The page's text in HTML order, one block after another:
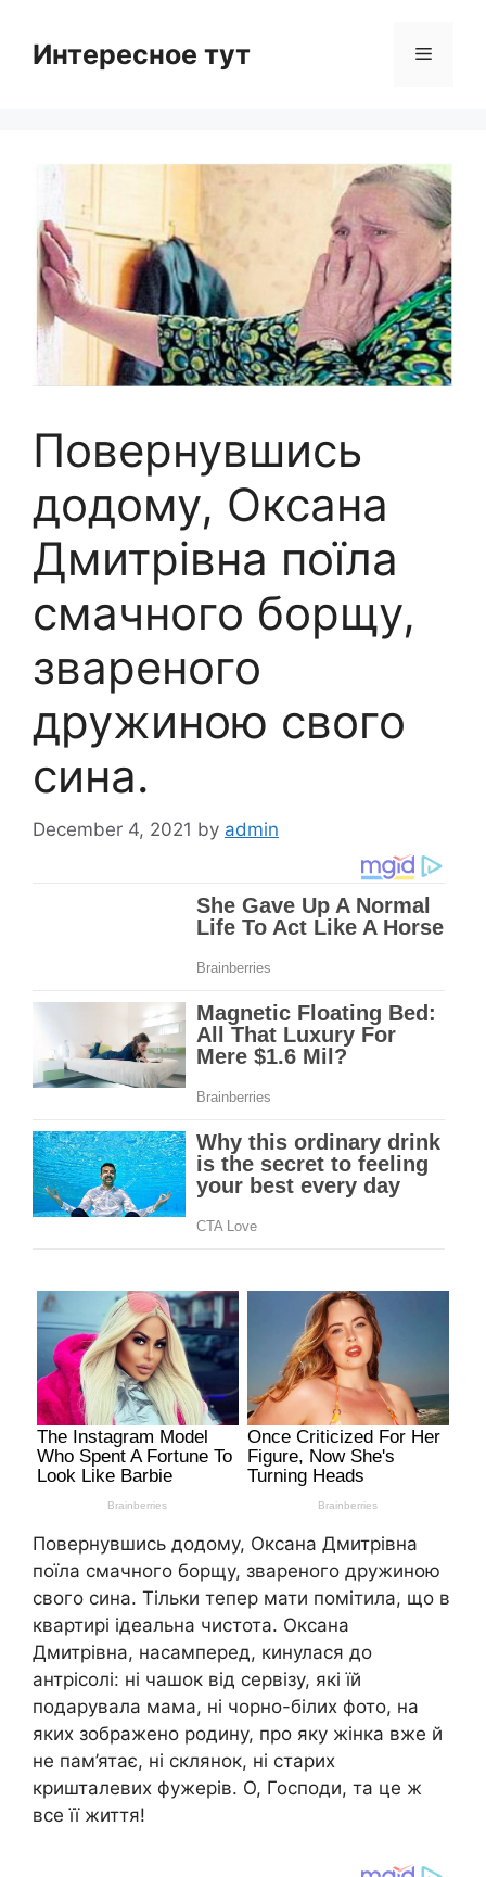
contentИнтересное тут Menu
Повернувшись
додому, Оксана
Дмитрівна поїла
смачного борщу,
звареного
дружиною свого
сина.
December 4, 2021 by admin
Повернувшись додому, Оксана Дмитрівна
поїла смачного борщу, звареного дружиною
свого сина. Тільки тепер мати помітила, що в
квартирі ідеальна чистота. Оксана
Дмитрівна, насамперед, кинулася до
антрісолі: ні чашок від сервізу, які їй
подарувала мама, ні чорно-білих фото, на
яких зображено родину, про яку жінка вже й
не пам’ятає, ні склянок, ні старих
кришталевих фужерів. О, Господи, та це ж
все її життя!